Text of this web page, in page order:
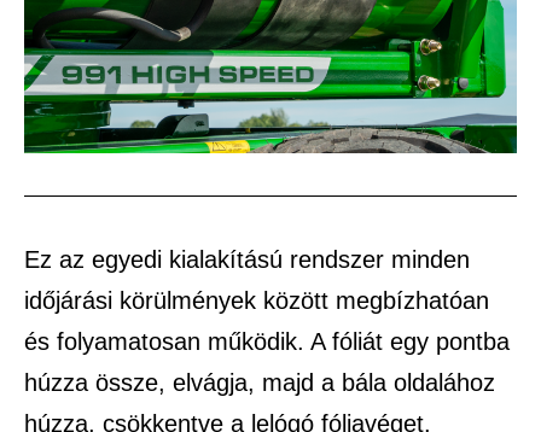
Ez az egyedi kialakítású rendszer minden
időjárási körülmények között megbízhatóan
és folyamatosan működik. A fóliát egy pontba
húzza össze, elvágja, majd a bála oldalához
húzza, csökkentve a lelógó fóliavéget.